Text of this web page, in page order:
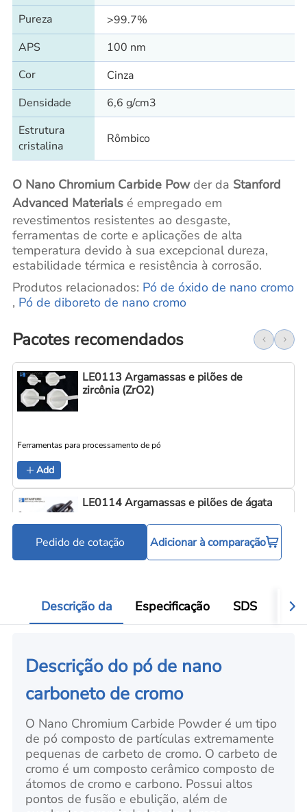
Pureza
>99.7%
APS
100 nm
Cor
Cinza
Densidade
6,6 g/cm3
Estrutura
cristalina
Rômbico
O Nano Chromium Carbide Powder da Stanford
Advanced Materialsé empregado em
revestimentos resistentes ao desgaste,
ferramentas de corte e aplicações de alta
temperatura devido à sua excepcional dureza,
estabilidade térmica e resistência à corrosão.
Produtos relacionados: Pó de óxido de nano cromo
, Pó de diboreto de nano cromo
Pacotes recomendados
LE0113 Argamassas e pilões de
zircônia (ZrO2)
Ferramentas para processamento de pó
Add
LE0114 Argamassas e pilões de ágata
Pedido de cotação Adicionar à comparação
Descrição da Especificação SDS
Descrição do pó de nano
carboneto de cromo
O Nano Chromium Carbide Powder é um tipo
de pó composto de partículas extremamente
pequenas de carbeto de cromo. O carbeto de
cromo é um composto cerâmico composto de
átomos de cromo e carbono. Possui altos
pontos de fusão e ebulição, além de